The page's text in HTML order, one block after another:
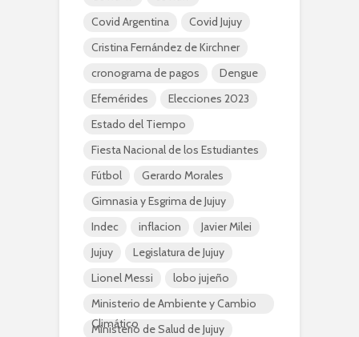
Covid Argentina
Covid Jujuy
Cristina Fernández de Kirchner
cronograma de pagos
Dengue
Efemérides
Elecciones 2023
Estado del Tiempo
Fiesta Nacional de los Estudiantes
Fútbol
Gerardo Morales
Gimnasia y Esgrima de Jujuy
Indec
inflacion
Javier Milei
Jujuy
Legislatura de Jujuy
Lionel Messi
lobo jujeño
Ministerio de Ambiente y Cambio
Climático
Ministerio de Salud de Jujuy